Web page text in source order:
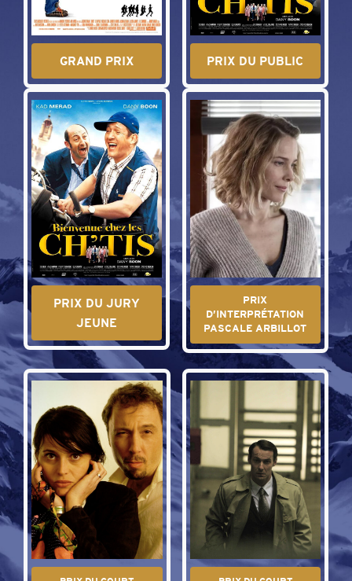
GRAND PRIX PRIX DU PUBLIC
PRIX DU JURY
JEUNE
PRIX
D’INTERPRÉTATION
PASCALE ARBILLOT